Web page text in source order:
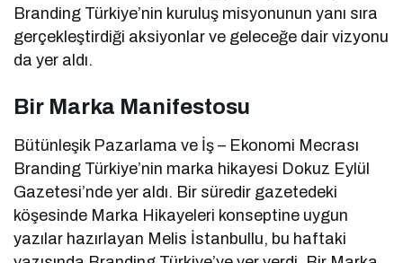
Branding Türkiye’nin kuruluş misyonunun yanı sıra
gerçekleştirdiği aksiyonlar ve geleceğe dair vizyonu
da yer aldı.
Bir Marka Manifestosu
Bütünleşik Pazarlama ve İş – Ekonomi Mecrası
Branding Türkiye’nin marka hikayesi Dokuz Eylül
Gazetesi’nde yer aldı. Bir süredir gazetedeki
köşesinde Marka Hikayeleri konseptine uygun
yazılar hazırlayan Melis İstanbullu, bu haftaki